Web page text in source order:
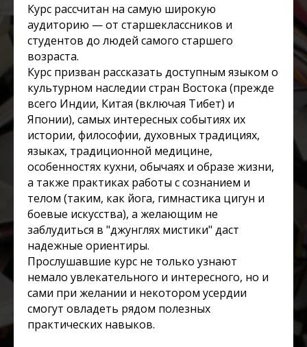
Курс рассчитан на самую широкую
аудиторию — от старшеклассников и
студентов до людей самого старшего
возраста.
Курс призван рассказать доступным языком о
культурном наследии стран Востока (прежде
всего Индии, Китая (включая Тибет) и
Японии), самых интересных событиях их
истории, философии, духовных традициях,
языках, традиционной медицине,
особенностях кухни, обычаях и образе жизни,
а также практиках работы с сознанием и
телом (таким, как йога, гимнастика цигун и
боевые искусства), а желающим не
заблудиться в "джунглях мистики" даст
надежные ориентиры.
Прослушавшие курс не только узнают
немало увлекательного и интересного, но и
сами при желании и некотором усердии
смогут овладеть рядом полезных
практических навыков.